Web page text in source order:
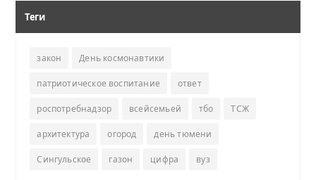
Теги
закон День космонавтики
патриотическое воспитание ответ
роспотребнадзор всейсемьей тбо ТСЖ
архитектура огород день тюмени
Сингульское газон цифра вуз